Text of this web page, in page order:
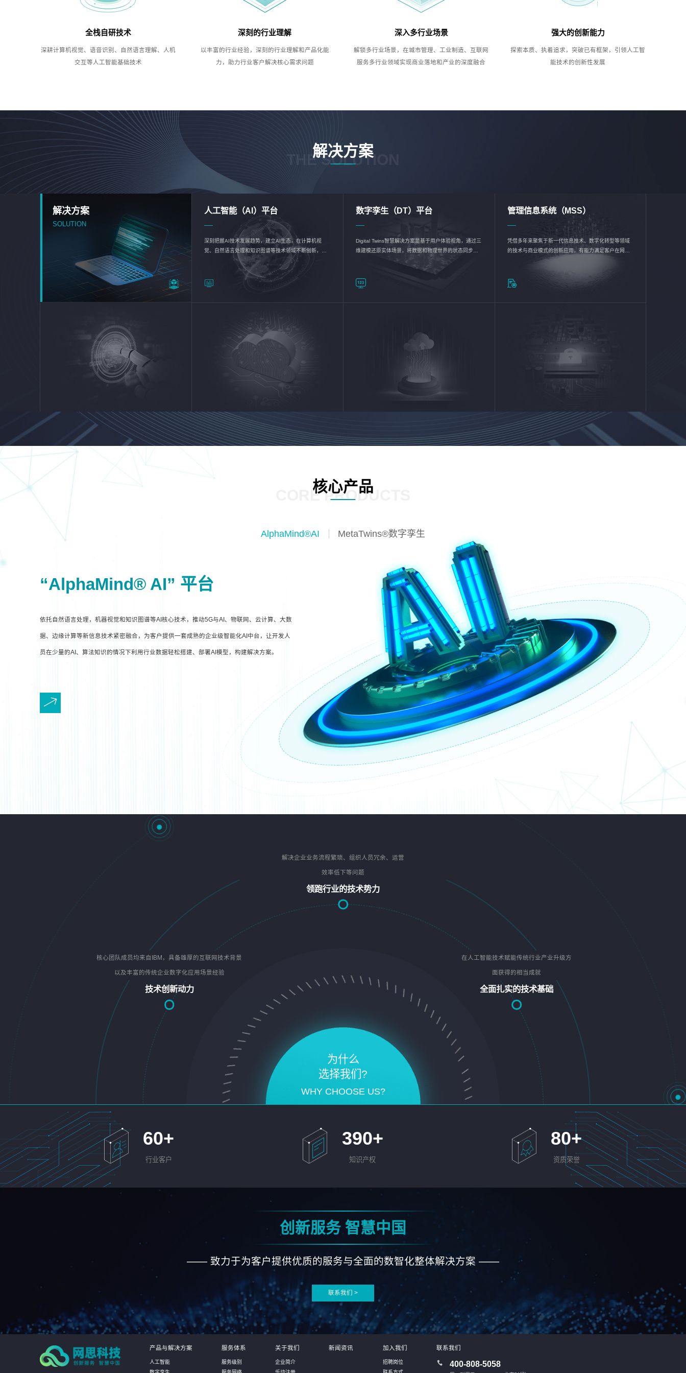
全栈自研技术
深耕计算机视觉、语音识别、自然语言理解、人机
交互等人工智能基础技术
深刻的行业理解
以丰富的行业经验，深刻的行业理解和产品化能
力，助力行业客户解决核心需求问题
深入多行业场景
解锁多行业场景，在城市管理、工业制造、互联网
服务多行业领域实现商业落地和产业的深度融合
强大的创新能力
探索本质、执着追求，突破已有框架，引领人工智
能技术的创新性发展
解决方案
THE SOLUTION
解决方案
SOLUTION
人工智能（AI）平台
深刻把握AI技术发展趋势，建立AI生态，在计算机视
觉、自然语言处理和知识图谱等技术领域不断创新，持
续优化企业数智化转型加速器—AlphaMind®AI能力开放
数字孪生（DT）平台
Digital Twins智慧解决方案是基于用户体验视角，通过三
维建模还原实体场景，将数据和物理世界的状态同步呈
现，使用户对关键数据有更直观的感受，推动各行业完
成智能化转型，实现新旧动能的转换
管理信息系统（MSS）
凭借多年来聚焦于新一代信息技术、数字化转型等领域
的技术与商业模式的创新应用，有能力满足客户在网络
优化、运营维护和信息安全防护等方面的需求，为客户
核心产品
CORE PRODUCTS
AlphaMind®AI MetaTwins®数字孪生
“AlphaMind® AI” 平台
依托自然语言处理，机器视觉和知识图谱等AI核心技术，推动5G与AI、物联网、云计算、大数
据、边缘计算等新信息技术紧密融合，为客户提供一套成熟的企业级智能化AI中台，让开发人
员在少量的AI、算法知识的情况下利用行业数据轻松搭建、部署AI模型，构建解决方案。
为什么
选择我们?
WHY CHOOSE US?
核心团队成员均来自IBM，具备雄厚的互联网技术背景
以及丰富的传统企业数字化应用场景经验
技术创新动力
解决企业业务流程繁琐、组织人员冗余、运营
效率低下等问题
领跑行业的技术势力
在人工智能技术赋能传统行业产业升级方
面获得的相当成就
全面扎实的技术基础
60+
行业客户
390+
知识产权
80+
资质荣誉
创新服务 智慧中国
—— 致力于为客户提供优质的服务与全面的数智化整体解决方案 ——
联系我们 >
产品与解决方案
人工智能
服务体系
服务级别
关于我们
企业简介
新闻资讯 加入我们
招聘岗位
联系我们
400-808-5058